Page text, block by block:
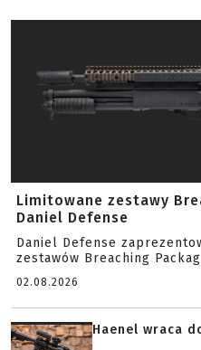
Limitowane zestawy
Daniel Defense
Daniel Defense
zestawów Breaching
02.08.2026
Haenel wraca